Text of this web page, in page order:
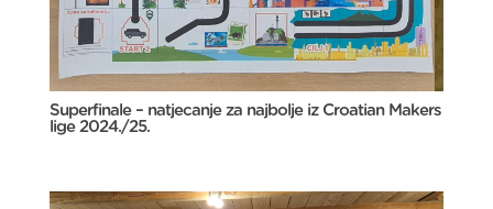
Superfinale – natjecanje za najbolje iz Croatian Makers
lige 2024./25.